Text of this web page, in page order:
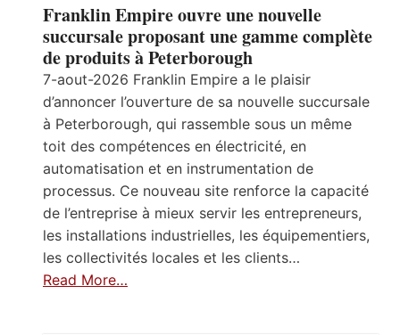
Franklin Empire ouvre une nouvelle
succursale proposant une gamme complète
de produits à Peterborough
7-aout-2026 Franklin Empire a le plaisir
d’annoncer l’ouverture de sa nouvelle succursale
à Peterborough, qui rassemble sous un même
toit des compétences en électricité, en
automatisation et en instrumentation de
processus. Ce nouveau site renforce la capacité
de l’entreprise à mieux servir les entrepreneurs,
les installations industrielles, les équipementiers,
les collectivités locales et les clients…
Read More…